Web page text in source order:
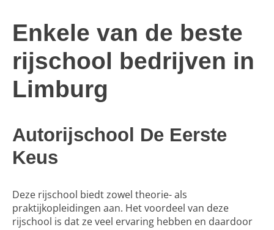
Enkele van de beste
rijschool bedrijven in
Limburg
Autorijschool De Eerste
Keus
Deze rijschool biedt zowel theorie- als
praktijkopleidingen aan. Het voordeel van deze
rijschool is dat ze veel ervaring hebben en daardoor